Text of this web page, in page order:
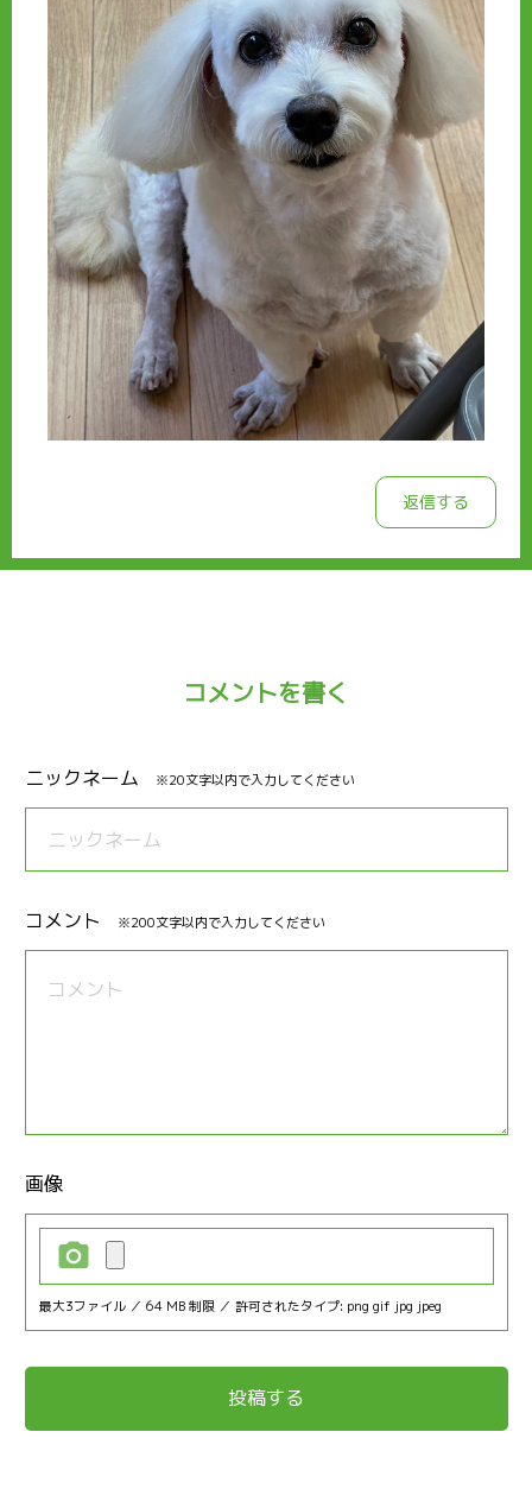
返信する
コメントを書く
ニックネーム ※20文字以内で入力してください
コメント ※200文字以内で入力してください
画像
最大3ファイル ／ 64 MB 制限 ／ 許可されたタイプ: png gif jpg jpeg